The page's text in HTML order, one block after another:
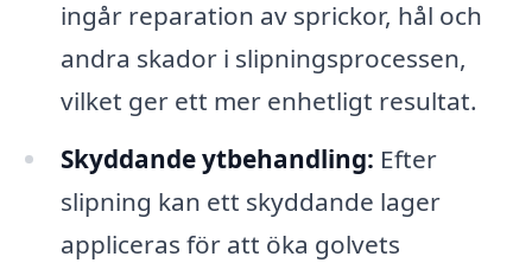
ingår reparation av sprickor, hål och
andra skador i slipningsprocessen,
vilket ger ett mer enhetligt resultat.
Skyddande ytbehandling: Efter
slipning kan ett skyddande lager
appliceras för att öka golvets